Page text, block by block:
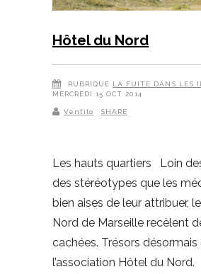
Hôtel du Nord
RUBRIQUE LA FUITE DANS LES
MERCREDI 15 OCT 2014
Ventilo SHARE
Les hauts quartiers Loin
des stéréotypes que les
bien aises de leur attribuer,
Nord de Marseille recèlent
cachées. Trésors
l’association Hôtel du Nord.